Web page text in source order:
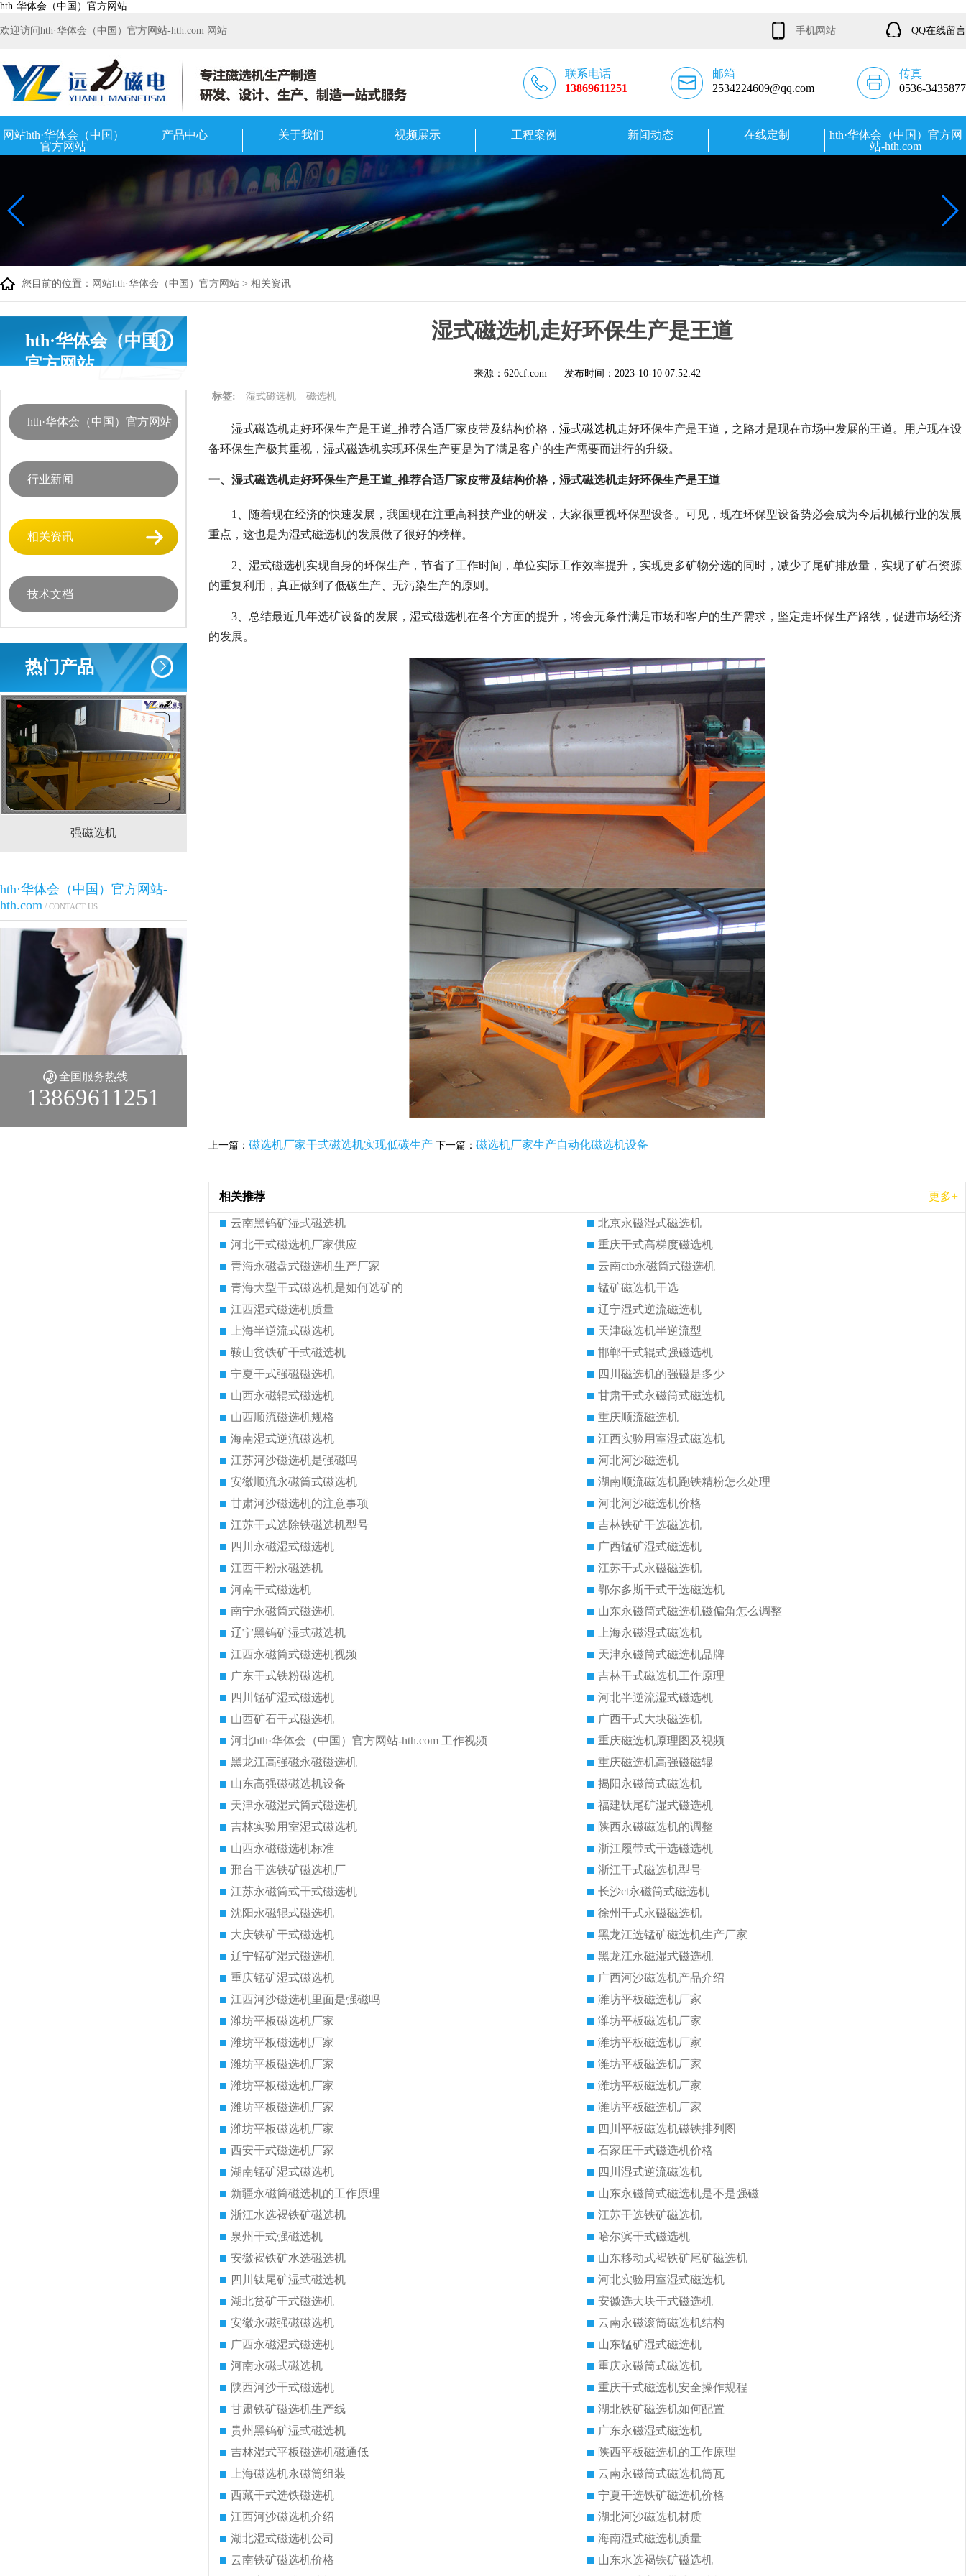
hth·华体会（中国）官方网站
欢迎访问hth·华体会（中国）官方网站-hth.com 网站 手机网站 QQ在线留言
联系电话
13869611251
邮箱
2534224609@qq.com
传真
0536-3435877
网站hth·华体会（中国）
官方网站
产品中心 关于我们 视频展示 工程案例 新闻动态 在线定制
hth·华体会（中国）官方网
站-hth.com
您目前的位置： 网站hth·华体会（中国）官方网站 > 相关资讯
hth·华体会（中国）
官方网站
hth·华体会（中国）官方网站
行业新闻
相关资讯
技术文档
热门产品
强磁选机 稀土永磁辊式强磁选机 RCT系列全磁永磁滚筒
hth·华体会（中国）官方网站-
hth.com / CONTACT US
全国服务热线
13869611251
湿式磁选机走好环保生产是王道
来源：620cf.com 发布时间： 2023-10-10 07:52:42
标签: 湿式磁选机 磁选机
湿式磁选机走好环保生产是王道_推荐合适厂家皮带及结构价格， 湿式磁选机走好环保生产是王道，之路才是现在市场中发展的王道。用户现在设
备环保生产极其重视，湿式磁选机实现环保生产更是为了满足客户的生产需要而进行的升级。
一、湿式磁选机走好环保生产是王道_推荐合适厂家皮带及结构价格，湿式磁选机走好环保生产是王道
1、随着现在经济的快速发展，我国现在注重高科技产业的研发，大家很重视环保型设备。可见，现在环保型设备势必会成为今后机械行业的发展
重点，这也是为湿式磁选机的发展做了很好的榜样。
2、湿式磁选机实现自身的环保生产，节省了工作时间，单位实际工作效率提升，实现更多矿物分选的同时，减少了尾矿排放量，实现了矿石资源
的重复利用，真正做到了低碳生产、无污染生产的原则。
3、总结最近几年选矿设备的发展，湿式磁选机在各个方面的提升，将会无条件满足市场和客户的生产需求，坚定走环保生产路线，促进市场经济
的发展。
上一篇： 磁选机厂家干式磁选机实现低碳生产 下一篇： 磁选机厂家生产自动化磁选机设备
相关推荐 更多+
云南黑钨矿湿式磁选机
北京永磁湿式磁选机
河北干式磁选机厂家供应
重庆干式高梯度磁选机
青海永磁盘式磁选机生产厂家
云南ctb永磁筒式磁选机
青海大型干式磁选机是如何选矿的
锰矿磁选机干选
江西湿式磁选机质量
辽宁湿式逆流磁选机
上海半逆流式磁选机
天津磁选机半逆流型
鞍山贫铁矿干式磁选机
邯郸干式辊式强磁选机
宁夏干式强磁磁选机
四川磁选机的强磁是多少
山西永磁辊式磁选机
甘肃干式永磁筒式磁选机
山西顺流磁选机规格
重庆顺流磁选机
海南湿式逆流磁选机
江西实验用室湿式磁选机
江苏河沙磁选机是强磁吗
河北河沙磁选机
安徽顺流永磁筒式磁选机
湖南顺流磁选机跑铁精粉怎么处理
甘肃河沙磁选机的注意事项
河北河沙磁选机价格
江苏干式选除铁磁选机型号
吉林铁矿干选磁选机
四川永磁湿式磁选机
广西锰矿湿式磁选机
江西干粉永磁选机
江苏干式永磁磁选机
河南干式磁选机
鄂尔多斯干式干选磁选机
南宁永磁筒式磁选机
山东永磁筒式磁选机磁偏角怎么调整
辽宁黑钨矿湿式磁选机
上海永磁湿式磁选机
江西永磁筒式磁选机视频
天津永磁筒式磁选机品牌
广东干式铁粉磁选机
吉林干式磁选机工作原理
四川锰矿湿式磁选机
河北半逆流湿式磁选机
山西矿石干式磁选机
广西干式大块磁选机
河北hth·华体会（中国）官方网站-hth.com 工作视频
重庆磁选机原理图及视频
黑龙江高强磁永磁磁选机
重庆磁选机高强磁磁辊
山东高强磁磁选机设备
揭阳永磁筒式磁选机
天津永磁湿式筒式磁选机
福建钛尾矿湿式磁选机
吉林实验用室湿式磁选机
陕西永磁磁选机的调整
山西永磁磁选机标准
浙江履带式干选磁选机
邢台干选铁矿磁选机厂
浙江干式磁选机型号
江苏永磁筒式干式磁选机
长沙ct永磁筒式磁选机
沈阳永磁辊式磁选机
徐州干式永磁磁选机
大庆铁矿干式磁选机
黑龙江选锰矿磁选机生产厂家
辽宁锰矿湿式磁选机
黑龙江永磁湿式磁选机
重庆锰矿湿式磁选机
广西河沙磁选机产品介绍
江西河沙磁选机里面是强磁吗
潍坊平板磁选机厂家
潍坊平板磁选机厂家
潍坊平板磁选机厂家
潍坊平板磁选机厂家
潍坊平板磁选机厂家
潍坊平板磁选机厂家
潍坊平板磁选机厂家
潍坊平板磁选机厂家
潍坊平板磁选机厂家
潍坊平板磁选机厂家
潍坊平板磁选机厂家
潍坊平板磁选机厂家
四川平板磁选机磁铁排列图
西安干式磁选机厂家
石家庄干式磁选机价格
湖南锰矿湿式磁选机
四川湿式逆流磁选机
新疆永磁筒磁选机的工作原理
山东永磁筒式磁选机是不是强磁
浙江水选褐铁矿磁选机
江苏干选铁矿磁选机
泉州干式强磁选机
哈尔滨干式磁选机
安徽褐铁矿水选磁选机
山东移动式褐铁矿尾矿磁选机
四川钛尾矿湿式磁选机
河北实验用室湿式磁选机
湖北贫矿干式磁选机
安徽选大块干式磁选机
安徽永磁强磁磁选机
云南永磁滚筒磁选机结构
广西永磁湿式磁选机
山东锰矿湿式磁选机
河南永磁式磁选机
重庆永磁筒式磁选机
陕西河沙干式磁选机
重庆干式磁选机安全操作规程
甘肃铁矿磁选机生产线
湖北铁矿磁选机如何配置
贵州黑钨矿湿式磁选机
广东永磁湿式磁选机
吉林湿式平板磁选机磁通低
陕西平板磁选机的工作原理
上海磁选机永磁筒组装
云南永磁筒式磁选机筒瓦
西藏干式选铁磁选机
宁夏干选铁矿磁选机价格
江西河沙磁选机介绍
湖北河沙磁选机材质
湖北湿式磁选机公司
海南湿式磁选机质量
云南铁矿磁选机价格
山东水选褐铁矿磁选机